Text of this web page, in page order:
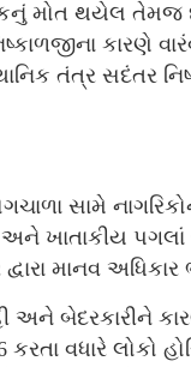
મોત થયેલ તેમજ
કારણે
તંત્ર સદંતર
સામે
ખાતાકીય પગલાં
દ્વારા માનવ
બેદરકારીને
વધારે લોકો